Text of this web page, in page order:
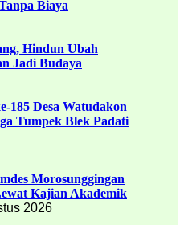
Biaya
Hindun Ubah
Jadi Budaya
185 Desa Watudakon
Tumpek Blek Padati
Morosunggingan
Kajian Akademik
2026